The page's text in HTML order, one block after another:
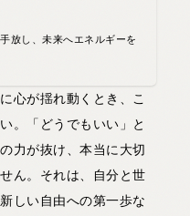
放し、未来へエネルギーを
心が揺れ動くとき、こ
。「どうでもいい」と
力が抜け、本当に大切
ん。それは、自分と世
しい自由への第一歩な